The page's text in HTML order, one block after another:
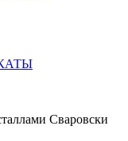
Сваровски